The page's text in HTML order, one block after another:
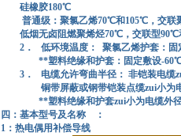
硅橡胶180℃
普通级：聚氯乙烯70℃和105℃，交联
低烟无卤阻燃聚烯烃70℃，交联型90℃
2．
低环境温度：
聚氯乙烯护套：
**塑料绝缘和护套：固定敷设-60℃
3．
电缆允许弯曲半径： 非铠装电缆
铜带屏蔽或钢带铠装点缆zui小为电
**塑料绝缘和护套zui小为电缆外
四：基本型号及名称 ：
1：热电偶用补偿导线